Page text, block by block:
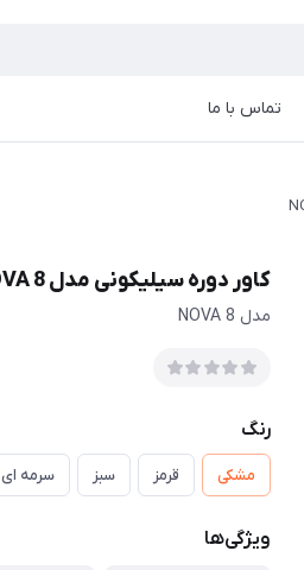
تماس با ما
کاور دوره سیلیکونی مدل NOVA 8
مدل NOVA 8
رنگ
مشکی قرمز سبز سرمه ای
ویژگی‌ها